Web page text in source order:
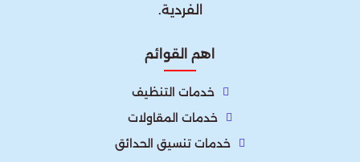
الفردية.
اهم القوائم
خدمات التنظيف
خدمات المقاولات
خدمات تنسيق الحدائق